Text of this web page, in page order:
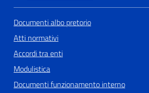
Documenti albo pretorio
Atti normativi
Accordi tra enti
Modulistica
Documenti funzionamento interno